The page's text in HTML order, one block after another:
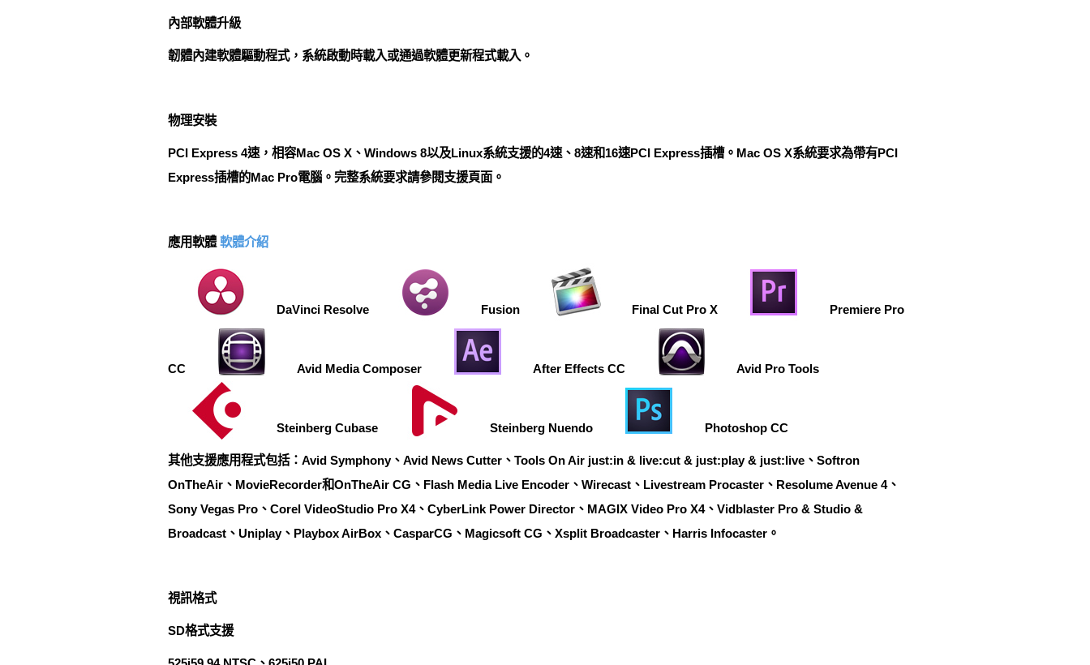
內部軟體升級
韌體內建軟體驅動程式，系統啟動時載入或通過軟體更新程式載入。
物理安裝
PCI Express 4速，相容Mac OS X、Windows 8以及Linux系統支援的4速、8速和16速PCI Express插槽。Mac OS X系統要求為帶有PCI
Express插槽的Mac Pro電腦。完整系統要求請參閱支援頁面。
應用軟體軟體介紹
DaVinci Resolve Fusion Final Cut Pro X Premiere Pro
CC Avid Media Composer After Effects CC Avid Pro Tools
Steinberg Cubase Steinberg Nuendo Photoshop CC
其他支援應用程式包括：Avid Symphony、Avid News Cutter、Tools On Air just:in & live:cut & just:play & just:live、Softron
OnTheAir、MovieRecorder和OnTheAir CG、Flash Media Live Encoder、Wirecast、Livestream Procaster、Resolume Avenue 4、
Sony Vegas Pro、Corel VideoStudio Pro X4、CyberLink Power Director、MAGIX Video Pro X4、Vidblaster Pro & Studio &
Broadcast、Uniplay、Playbox AirBox、CasparCG、Magicsoft CG、Xsplit Broadcaster、Harris Infocaster。
視訊格式
SD格式支援